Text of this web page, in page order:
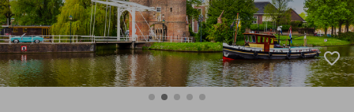
favorite_border